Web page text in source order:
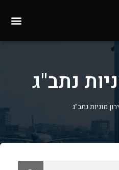
נתב"ג
מוניות נתב"ג